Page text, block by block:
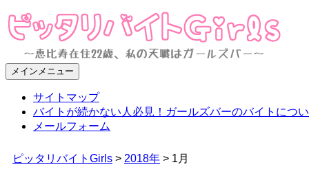
ピッタリバイトGirls
～恵比寿在住22歳、私の天職はガールズバー～
メインメニュー
サイトマップ
バイトが続かない人必見！ガールズバーのバイトにつ
メールフォーム
ピッタリバイトGirls > 2018年 > 1月